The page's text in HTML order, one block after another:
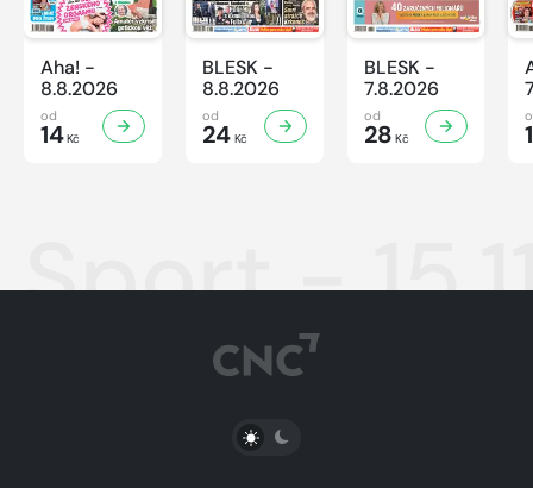
Aha! -
8.8.2026
od
14Kč
BLESK -
8.8.2026
od
24Kč
BLESK -
7.8.2026
od
28 Kč
Sport -
PŘEPNOUT SVĚTLÝ/TMAVÝ REŽIM